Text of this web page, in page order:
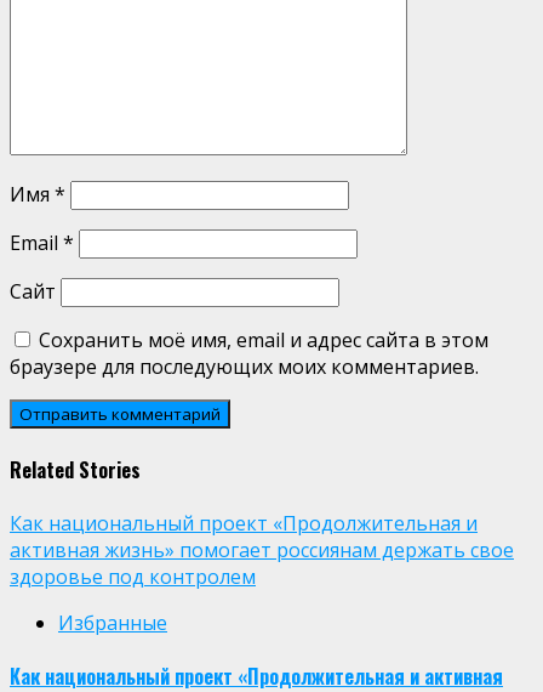
Имя *
Email *
Сайт
Сохранить моё имя, email и адрес сайта в этом
браузере для последующих моих комментариев.
Related Stories
Как национальный проект «Продолжительная и
активная жизнь» помогает россиянам держать свое
здоровье под контролем
Избранные
Как национальный проект «Продолжительная и активная